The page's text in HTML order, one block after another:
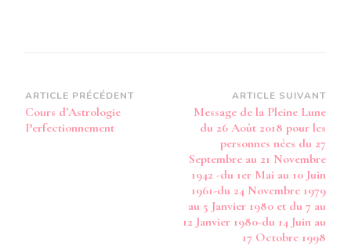
Navigation
d’article
ARTICLE PRÉCÉDENT
Cours d’Astrologie
Perfectionnement
ARTICLE SUIVANT
Message de la Pleine Lune
du 26 Août 2018 pour les
personnes nées du 27
Septembre au 21 Novembre
1942 -du 1er Mai au 10 Juin
1961-du 24 Novembre 1979
au 5 Janvier 1980 et du 7 au
12 Janvier 1980-du 14 Juin au
17 Octobre 1998